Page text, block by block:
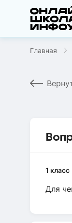
Главная
1 класс
Для